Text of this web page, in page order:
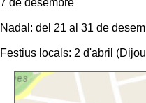
Nadal: del 21 al 31 de
Festius locals: 2 d'abril